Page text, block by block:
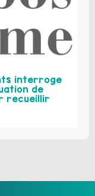
interroge
de
recueillir